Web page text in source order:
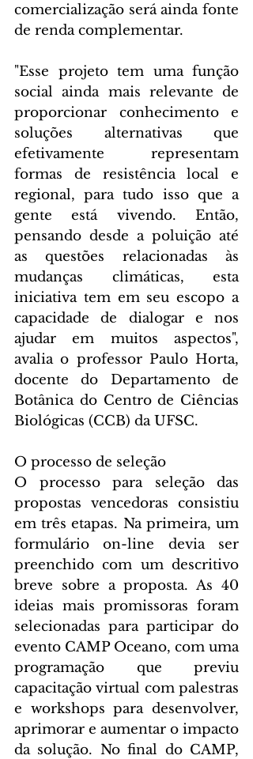
comercialização será ainda fonte
de renda complementar.
"Esse projeto tem uma função
social ainda mais relevante de
proporcionar conhecimento e
soluções alternativas que
efetivamente representam
formas de resistência local e
regional, para tudo isso que a
gente está vivendo. Então,
pensando desde a poluição até
as questões relacionadas às
mudanças climáticas, esta
iniciativa tem em seu escopo a
capacidade de dialogar e nos
ajudar em muitos aspectos",
avalia o professor Paulo Horta,
docente do Departamento de
Botânica do Centro de Ciências
Biológicas (CCB) da UFSC.
O processo de seleção
O processo para seleção das
propostas vencedoras consistiu
em três etapas. Na primeira, um
formulário on-line devia ser
preenchido com um descritivo
breve sobre a proposta. As 40
ideias mais promissoras foram
selecionadas para participar do
evento CAMP Oceano, com uma
programação que previu
capacitação virtual com palestras
e workshops para desenvolver,
aprimorar e aumentar o impacto
da solução. No final do CAMP,